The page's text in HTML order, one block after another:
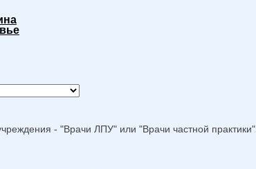
- "Врачи ЛПУ" или "Врачи частной практики".